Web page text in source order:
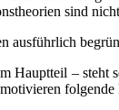
sind
ausführlich
Hauptteil – steht
folgende